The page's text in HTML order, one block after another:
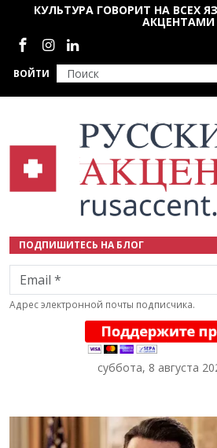
Перейти к основному содержанию
ВОЙТИ
КУЛЬТУРА ГОВОРИТ НА ВСЕХ
АКЦЕНТАМИ
Социальные сети
ПОДПИШИТЕСЬ НА БЛОГ
Email
Адрес электронной почты подписчика.
суббота, 8 августа